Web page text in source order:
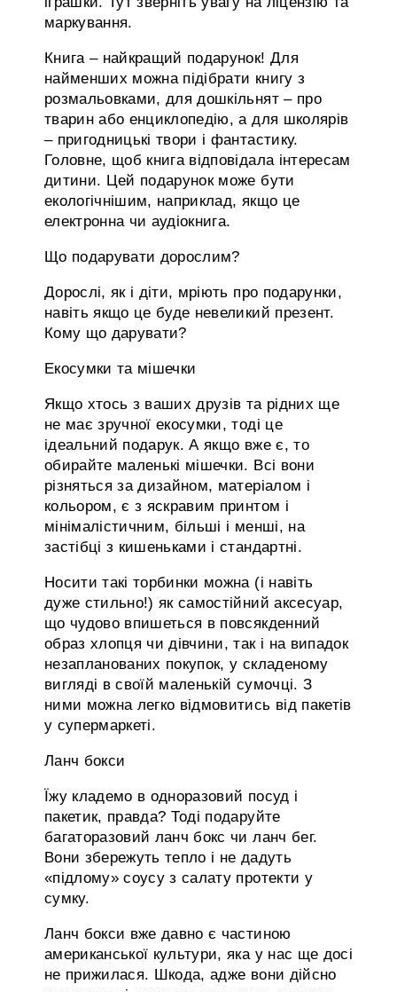
маркування.
Книга – найкращий подарунок! Для
найменших можна підібрати книгу з
розмальовками, для дошкільнят – про
тварин або енциклопедію, а для школярів
– пригодницькі твори і фантастику.
Головне, щоб книга відповідала інтересам
дитини. Цей подарунок може бути
екологічнішим, наприклад, якщо це
електронна чи аудіокнига.
Що подарувати дорослим?
Дорослі, як і діти, мріють про подарунки,
навіть якщо це буде невеликий презент.
Кому що дарувати?
Екосумки та мішечки
Якщо хтось з ваших друзів та рідних ще
не має зручної екосумки, тоді це
ідеальний подарук. А якщо вже є, то
обирайте маленькі мішечки. Всі вони
різняться за дизайном, матеріалом і
кольором, є з яскравим принтом і
мінімалістичним, більші і менші, на
застібці з кишеньками і стандартні.
Носити такі торбинки можна (і навіть
дуже стильно!) як самостійний аксесуар,
що чудово впишеться в повсякденний
образ хлопця чи дівчини, так і на випадок
незапланованих покупок, у складеному
вигляді в своїй маленькій сумочці. З
ними можна легко відмовитись від пакетів
у супермаркеті.
Ланч бокси
Їжу кладемо в одноразовий посуд і
пакетик, правда? Тоді подаруйте
багаторазовий ланч бокс чи ланч бег.
Вони збережуть тепло і не дадуть
«підлому» соусу з салату протекти у
сумку.
Ланч бокси вже давно є частиною
американської культури, яка у нас ще досі
не прижилася. Шкода, адже вони дійсно